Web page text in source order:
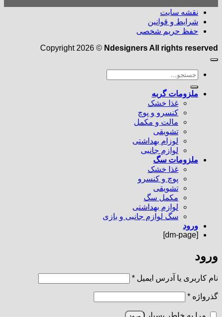
نقشه سایت
شرایط و قوانین
حفظ حریم شخصی
Copyright 2026 © Ndesigners All rights reserved
جستجو
ملزومات گربه
غذا خشک
کنسرو و پوچ
مالت و مکمل
تشویقی
لوزام بهداشتی
لوازم جانبی
ملزومات سگ
غذا خشک
پوچ و کنسرو
تشویقی
مکمل سگ
لوازم بهداشتی
سگ لوازم جانبی و بازی
ورود
[dm-page]
ورود
نام کاربری یا آدرس ایمیل *الزامی
گذرواژه *الزامی
مرا به خاطر بسپار